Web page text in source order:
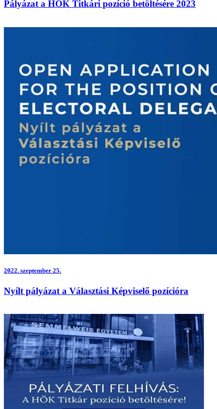
Pályázat a HÖK Titkári pozíció betöltésére 2023
2022. szeptember 25.
Nyílt pályázat a Választási Képviselő pozícióra